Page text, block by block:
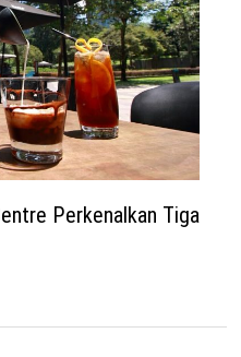
Perkenalkan Tiga